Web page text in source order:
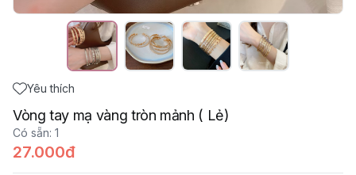
Yêu thích
Vòng tay mạ vàng tròn mảnh ( Lẻ)
Có sẵn: 1
27.000đ